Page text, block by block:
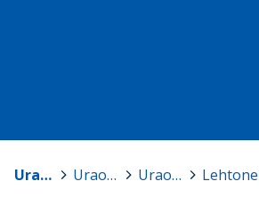
Uraohjauspäivä 2023 Uraohjauspäivän teemaryhmät Uraohjauspäivän teemaryhmät >